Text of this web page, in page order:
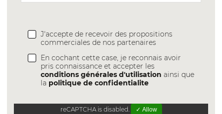
J'accepte de recevoir des propositions
commerciales de nos partenaires
En cochant cette case, je reconnais avoir
pris connaissance et accepter les
conditions générales d'utilisation ainsi que
la politique de confidentialite
reCAPTCHA is disabled. ✓ Allow